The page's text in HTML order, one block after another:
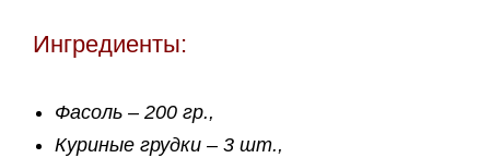
Ингредиенты:
Фасоль – 200 гр.,
Куриные грудки – 3 шт.,